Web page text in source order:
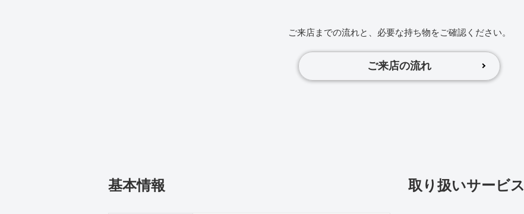
ご来店までの流れと、必要な持ち物をご確認ください。
ご来店の流れ
基本情報 取り扱いサービス